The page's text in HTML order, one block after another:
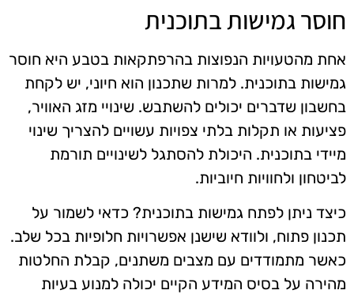
חוסר גמישות בתוכנית
אחת מהטעויות הנפוצות בהרפתקאות בטבע היא חוסר
גמישות בתוכנית. למרות שתכנון הוא חיוני, יש לקחת
בחשבון שדברים יכולים להשתבש. שינויי מזג האוויר,
פציעות או תקלות בלתי צפויות עשויים להצריך שינוי
מיידי בתוכנית. היכולת להסתגל לשינויים תורמת
לביטחון ולחוויות חיוביות.
כיצד ניתן לפתח גמישות בתוכנית? כדאי לשמור על
תכנון פתוח, ולוודא שישנן אפשרויות חלופיות בכל שלב.
כאשר מתמודדים עם מצבים משתנים, קבלת החלטות
מהירה על בסיס המידע הקיים יכולה למנוע בעיות